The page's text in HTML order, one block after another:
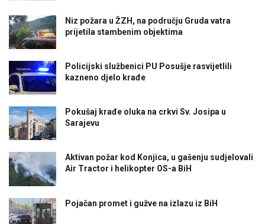
Niz požara u ŽZH, na području Gruda vatra
prijetila stambenim objektima
Policijski službenici PU Posušje rasvijetlili
kazneno djelo krađe
Pokušaj krađe oluka na crkvi Sv. Josipa u
Sarajevu
Aktivan požar kod Konjica, u gašenju sudjelovali
Air Tractor i helikopter OS-a BiH
Pojačan promet i gužve na izlazu iz BiH